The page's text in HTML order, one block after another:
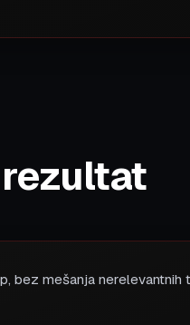
bez mešanja nerelevantnih